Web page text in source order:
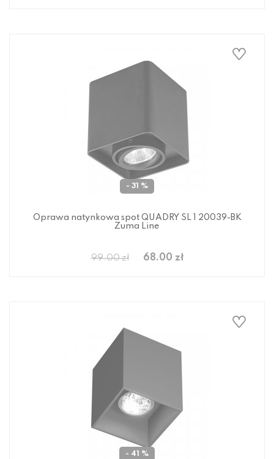
- 31 %
Oprawa natynkowa spot QUADRY SL 1 20039-BK
Zuma Line
99.00 zł 68.00 zł
- 41 %